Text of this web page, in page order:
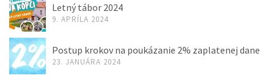
Letný tábor 2024
9. APRÍLA 2024
Postup krokov na poukázanie 2% zaplatenej dane
23. JANUÁRA 2024